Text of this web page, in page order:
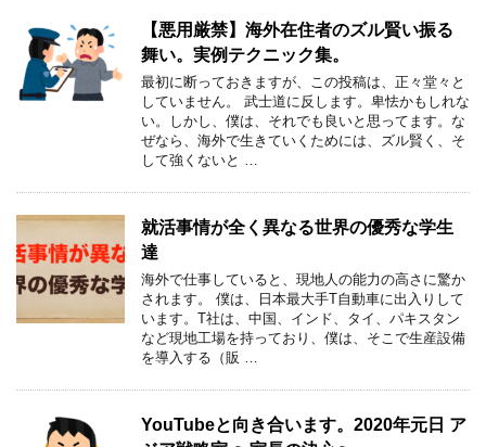
【悪用厳禁】海外在住者のズル賢い振る
舞い。実例テクニック集。
最初に断っておきますが、この投稿は、正々堂々と
していません。 武士道に反します。卑怯かもしれな
い。しかし、僕は、それでも良いと思ってます。な
ぜなら、海外で生きていくためには、ズル賢く、そ
して強くないと …
就活事情が全く異なる世界の優秀な学生
達
海外で仕事していると、現地人の能力の高さに驚か
されます。 僕は、日本最大手T自動車に出入りして
います。T社は、中国、インド、タイ、パキスタン
など現地工場を持っており、僕は、そこで生産設備
を導入する（販 …
YouTubeと向き合います。2020年元日 ア